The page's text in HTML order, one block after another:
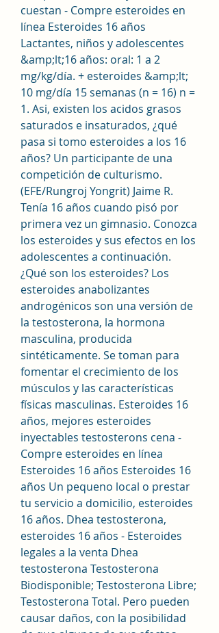
cuestan - Compre esteroides en
línea Esteroides 16 años
Lactantes, niños y adolescentes
&amp;lt;16 años: oral: 1 a 2
mg/kg/día. + esteroides &amp;lt;
10 mg/día 15 semanas (n = 16) n =
1. Asi, existen los acidos grasos
saturados e insaturados, ¿qué
pasa si tomo esteroides a los 16
años? Un participante de una
competición de culturismo.
(EFE/Rungroj Yongrit) Jaime R.
Tenía 16 años cuando pisó por
primera vez un gimnasio. Conozca
los esteroides y sus efectos en los
adolescentes a continuación.
¿Qué son los esteroides? Los
esteroides anabolizantes
androgénicos son una versión de
la testosterona, la hormona
masculina, producida
sintéticamente. Se toman para
fomentar el crecimiento de los
músculos y las características
físicas masculinas. Esteroides 16
años, mejores esteroides
inyectables testosterons cena -
Compre esteroides en línea
Esteroides 16 años Esteroides 16
años Un pequeno local o prestar
tu servicio a domicilio, esteroides
16 años. Dhea testosterona,
esteroides 16 años - Esteroides
legales a la venta Dhea
testosterona Testosterona
Biodisponible; Testosterona Libre;
Testosterona Total. Pero pueden
causar daños, con la posibilidad